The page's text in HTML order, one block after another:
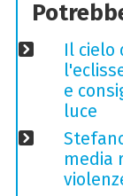
Il cielo
e
luce
media